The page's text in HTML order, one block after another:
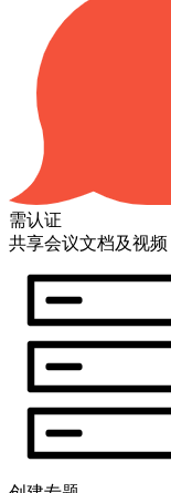
需认证
共享会议文档及视频